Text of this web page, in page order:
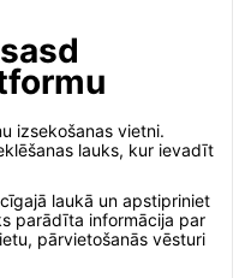
izsekošanas vietni.
lauks, kur ievadīt
laukā un apstipriniet
parādīta informācija par
pārvietošanās vēsturi